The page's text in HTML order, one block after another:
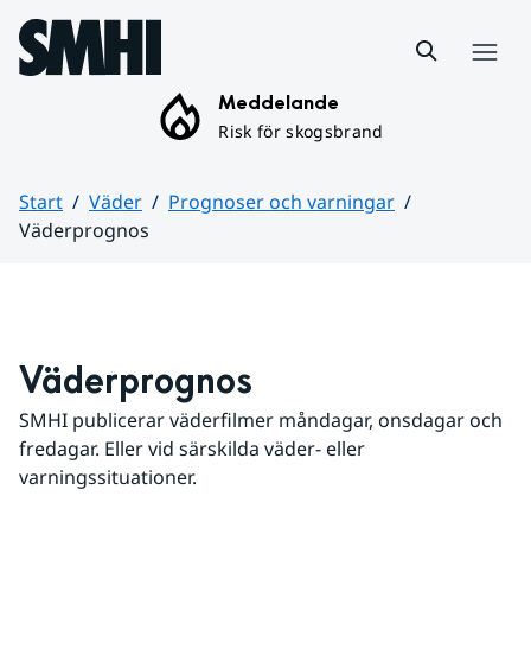
Hoppa till sidans innehåll
Meddelande
Risk för skogsbrand
Start Väder
Prognoser och varningar
Väderprognos
Väderprognos
SMHI publicerar väderfilmer måndagar, onsdagar och
fredagar. Eller vid särskilda väder- eller
varningssituationer.